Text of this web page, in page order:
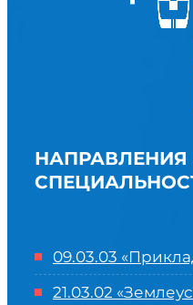
НАПРАВЛЕНИЯ
09.03.03
21.03.02